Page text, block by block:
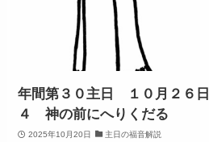
年間第３０主日 １０月２６
４ 神の前にへりくだる
2025年10月20日 主日の福音解説